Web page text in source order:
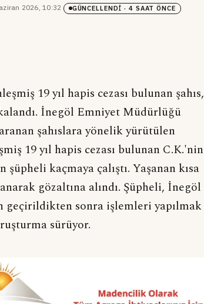
2026, 10:32· GÜNCELLENDI · 4 SAAT ÖNCE
19 yıl hapis cezası bulunan şahıs,
İnegöl Emniyet Müdürlüğü
şahıslara yönelik yürütülen
19 yıl hapis cezası bulunan C.K.'nin
kaçmaya çalıştı. Yaşanan kısa
gözaltına alındı. Şüpheli, İnegöl
geçirildikten sonra işlemleri yapılmak
sürüyor.